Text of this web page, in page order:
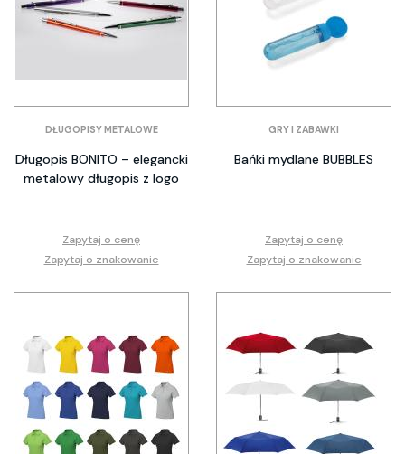
DŁUGOPISY METALOWE
Długopis BONITO – elegancki
metalowy długopis z logo
Zapytaj o cenę
Zapytaj o znakowanie
GRY I ZABAWKI
Bańki mydlane BUBBLES
Zapytaj o cenę
Zapytaj o znakowanie